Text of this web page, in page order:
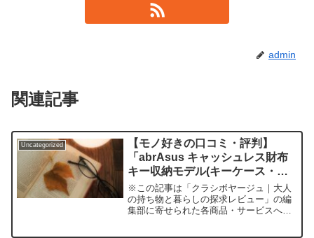
admin
関連記事
Uncategorized
【モノ好きの口コミ・評判】
「abrAsus キャッシュレス財布
キー収納モデル(キーケース・キ
ーオーガナイザー)」を実際に使
ってみた正直感想
※この記事は「クラシボヤージュ｜大人
の持ち物と暮らしの探求レビュー」の編
集部に寄せられた各商品・サービスへの